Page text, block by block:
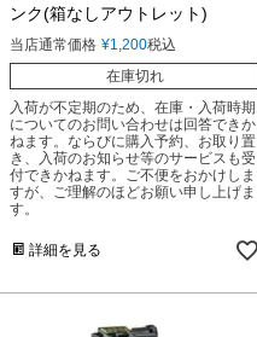
ンク(箱なしアウトレット)
当店通常価格 ¥1,200税込
在庫切れ
入荷が不定期のため、在庫・入荷時期
についてのお問い合わせは回答できか
ねます。ならびに購入予約、お取り置
き、入荷のお知らせ等のサービスも受
付できかねます。ご不便をおかけしま
すが、ご理解のほどお願い申し上げま
す。
詳細を見る